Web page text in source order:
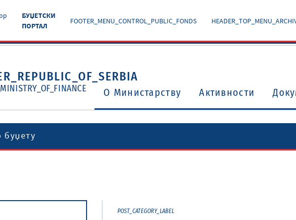
БУЏЕТСКИ
ПОРТАЛ
FOOTER_MENU_CONTROL_PUBLIC_FONDS
O Министарству Активности
POST_CATEGORY_LABEL